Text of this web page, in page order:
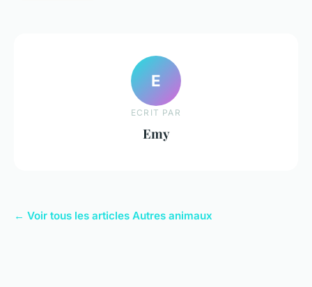
E
ECRIT PAR
Emy
← Voir tous les articles Autres animaux